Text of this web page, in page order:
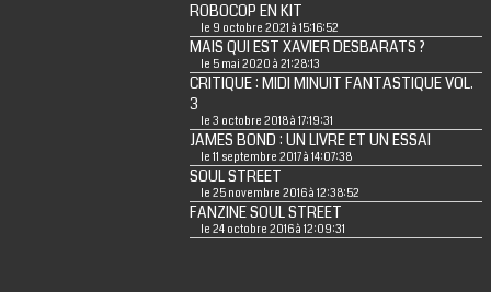
ROBOCOP EN KIT
le 9 octobre 2021 à 15:16:52
MAIS QUI EST XAVIER DESBARATS ?
le 5 mai 2020 à 21:28:13
CRITIQUE : MIDI MINUIT FANTASTIQUE VOL.
3
le 3 octobre 2018 à 17:19:31
JAMES BOND : UN LIVRE ET UN ESSAI
le 11 septembre 2017 à 14:07:38
SOUL STREET
le 25 novembre 2016 à 12:38:52
FANZINE SOUL STREET
le 24 octobre 2016 à 12:09:31